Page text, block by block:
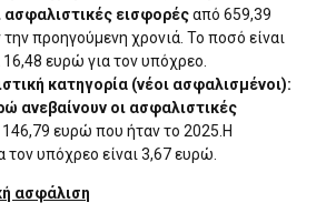
ασφαλιστικές εισφορέςαπό 659,39
προηγούμενη χρονιά. Το ποσό είναι
ευρώ για τον υπόχρεο.
κατηγορία (νέοι ασφαλισμένοι):
ανεβαίνουν οι ασφαλιστικές
ευρώ που ήταν το 2025.Η
τον υπόχρεο είναι 3,67 ευρώ.
ασφάλιση